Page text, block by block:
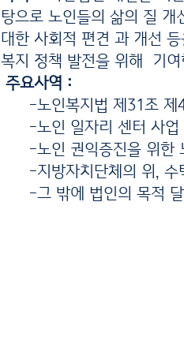
탕으로 노인들의 삶의 질 개
대한 사회적 편견 과 개선
복지 정책 발전을 위해 기
주요사역 :
-노인복지법 제31조 제4
-노인 일자리 센터 사업
-노인 권익증진을 위한
-지방자치단체의 위, 수
-그 밖에 법인의 목적 달